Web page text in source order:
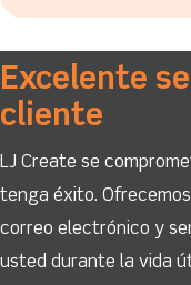
Excelente
cliente
LJ Create se
tenga éxito.
correo electrónico y
usted durante la vida